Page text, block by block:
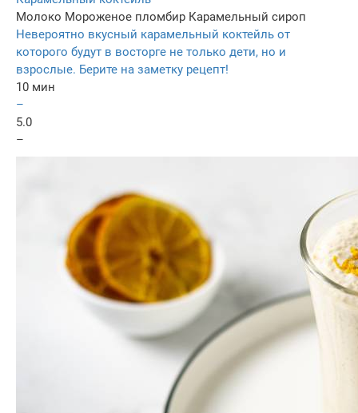
Молоко Мороженое пломбир Карамельный сироп
Невероятно вкусный карамельный коктейль от
которого будут в восторге не только дети, но и
взрослые. Берите на заметку рецепт!
10 мин
–
5.0
–